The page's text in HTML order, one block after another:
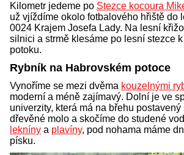
Kilometr jedeme po Stezce kocoura
už vjíždíme okolo fotbalového hřiště do
0024 Krajem Josefa Lady. Na lesní
silnici a strmě klesáme po lesní stezce
potoku.
Rybník na Habrovském potoce
Vynoříme se mezi dvěma kouzelnými
moderní a méně zajímavý. Dolní je ve
univerzity, která má na břehu
dřevěné molo a skočíme do studené
lekníny a plavíny, pod nohama máme
písku.